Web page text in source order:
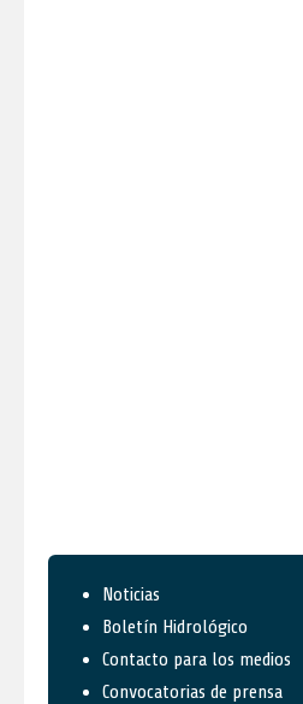
Noticias
Boletín Hidrológico
Contacto para los medios
Convocatorias de prensa